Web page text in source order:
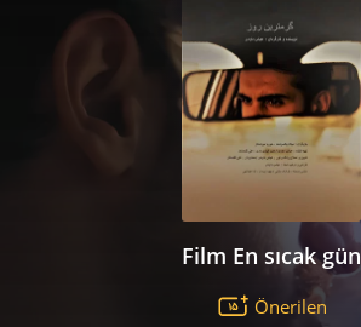
Film En sıcak gün
Önerilen